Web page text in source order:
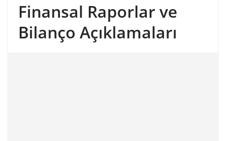
Finansal Raporlar ve
Bilanço Açıklamaları